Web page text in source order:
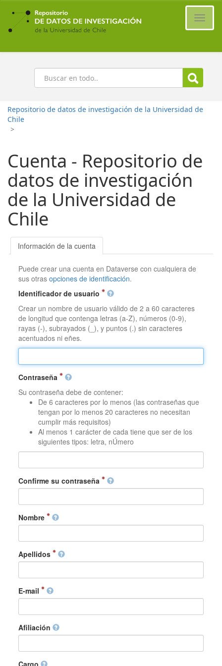
Ir
contenido
principal
Buscar
Repositorio de datos de investigación de la Universidad de
Chile
>
Cuenta - Repositorio de
datos de investigación
de la Universidad de
Chile
Información de la cuenta
Puede crear una cuenta en Dataverse con cualquiera de
sus otrasopciones de identificación.
Identificador de usuario
Crear un nombre de usuario válido de 2 a 60 caracteres
de longitud que contenga letras (a-Z), números (0-9),
rayas (-), subrayados (_), y puntos (.) sin caracteres
acentuados ni eñes.
Contraseña
Su contraseña debe de contener:
De 6 caracteres por lo menos (las contraseñas que
tengan por lo menos 20 caracteres no necesitan
cumplir más requisitos)
Al menos 1 carácter de cada tiene que ser de los
siguientes tipos: letra, nÚmero
Confirme su contraseña
Nombre
Apellidos
E-mail
Afiliación
Cargo